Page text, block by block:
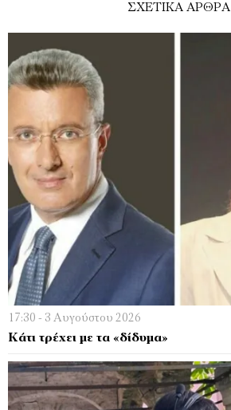
ΣΧΕΤΙΚΑ ΑΡΘΡΑ
17:30 - 3 Αυγούστου 2026
Κάτι τρέχει µε τα «δίδυµα»